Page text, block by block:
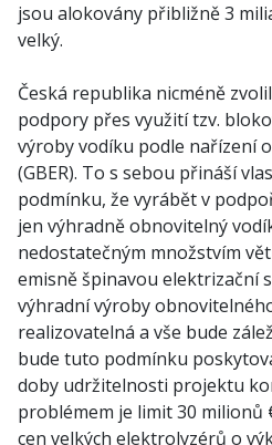
jsou alokovány přibližně 3
velký.
Česká republika nicméně
podpory přes využití tzv.
výroby vodíku podle nařízení
(GBER). To s sebou přináší
podmínku, že vyrábět v
jen výhradně obnovitelný
nedostatečným množstvím
emisně špinavou elektrizační
výhradní výroby
realizovatelná a vše bude
bude tuto podmínku
doby udržitelnosti projektu
problémem je limit 30
cen velkých elektrolyzérů o